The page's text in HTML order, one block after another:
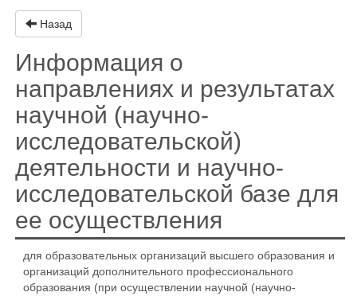
Назад
Информация о
направлениях и результатах
научной (научно-
исследовательской)
деятельности и научно-
исследовательской базе для
ее осуществления
для образовательных организаций высшего образования и
организаций дополнительного профессионального
образования (при осуществлении научной (научно-